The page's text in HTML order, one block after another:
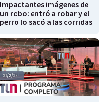
Impactantes imágenes de
un robo: entró a robar y el
perro lo sacó a las corridas